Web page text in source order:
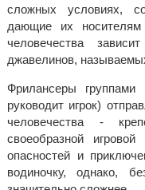
сложных условиях,
дающие их носителям
человечества
джавелинов,
Фрилансеры
руководит игрок)
человечества -
своеобразной
опасностей и
водиночку, однако,